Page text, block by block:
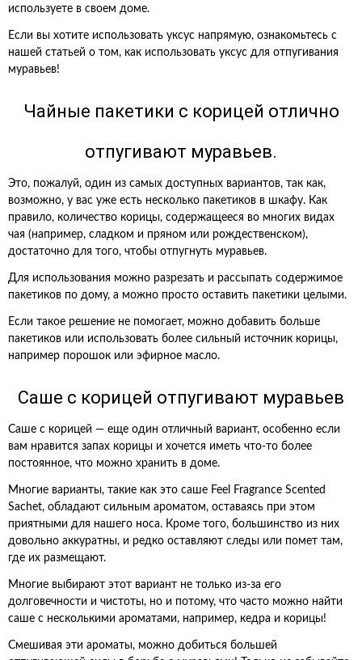
используете в своем доме.
Если вы хотите использовать уксус напрямую, ознакомьтесь с
нашей статьей о том, как использовать уксус для отпугивания
муравьев!
Чайные пакетики с корицей отлично
отпугивают муравьев.
Это, пожалуй, один из самых доступных вариантов, так как,
возможно, у вас уже есть несколько пакетиков в шкафу. Как
правило, количество корицы, содержащееся во многих видах
чая (например, сладком и пряном или рождественском),
достаточно для того, чтобы отпугнуть муравьев.
Для использования можно разрезать и рассыпать содержимое
пакетиков по дому, а можно просто оставить пакетики целыми.
Если такое решение не помогает, можно добавить больше
пакетиков или использовать более сильный источник корицы,
например порошок или эфирное масло.
Саше с корицей отпугивают муравьев
Саше с корицей — еще один отличный вариант, особенно если
вам нравится запах корицы и хочется иметь что-то более
постоянное, что можно хранить в доме.
Многие варианты, такие как это саше Feel Fragrance Scented
Sachet, обладают сильным ароматом, оставаясь при этом
приятными для нашего носа. Кроме того, большинство из них
довольно аккуратны, и редко оставляют следы или помет там,
где их размещают.
Многие выбирают этот вариант не только из-за его
долговечности и чистоты, но и потому, что часто можно найти
саше с несколькими ароматами, например, кедра и корицы!
Смешивая эти ароматы, можно добиться большей